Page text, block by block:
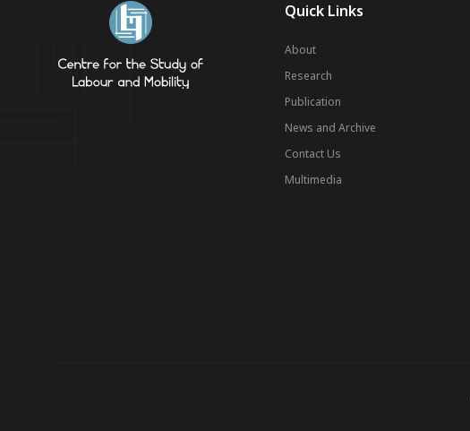
Quick Links
About
Research
Publication
News and Archive
Contact Us
Multimedia